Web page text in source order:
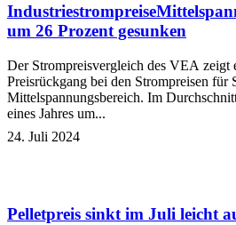
Industriestrompreise
um 26 Prozent gesunken
Der Strompreisvergleich des VEA zeigt
Preisrückgang bei den Strompreisen für
Mittelspannungsbereich. Im
eines Jahres um...
24. Juli 2024
Pelletpreis sinkt im Juli leicht